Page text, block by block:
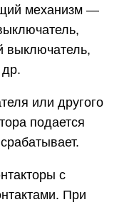
механизм —
выключатель,
или другого
подается
с
При